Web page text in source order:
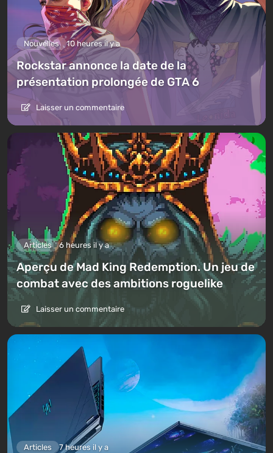
Nouvelles 10 heures il y a
Rockstar annonce la date de la
présentation prolongée de GTA 6
Laisser un commentaire
Articles 6 heures il y a
Aperçu de Mad King Redemption. Un jeu de
combat avec des ambitions roguelike
Laisser un commentaire
Articles 7 heures il y a